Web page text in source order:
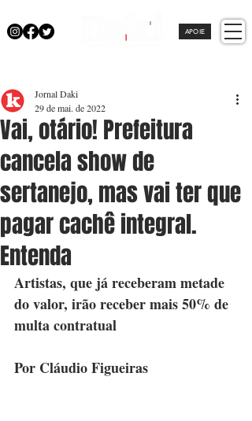
APOIE
Vai, otário! Prefeitura
cancela show de
sertanejo, mas vai ter que
pagar cachê integral.
Entenda
Jornal Daki
29 de mai. de 2022
Artistas, que já receberam metade
do valor, irão receber mais 50% de
multa contratual
Por Cláudio Figueiras